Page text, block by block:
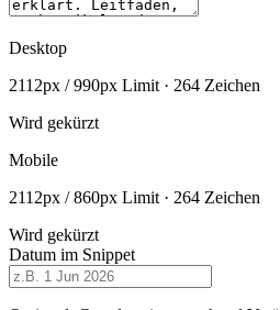
Desktop
2112px / 990px Limit · 264 Zeichen
Wird gekürzt
Mobile
2112px / 860px Limit · 264 Zeichen
Wird gekürzt
Datum im Snippet